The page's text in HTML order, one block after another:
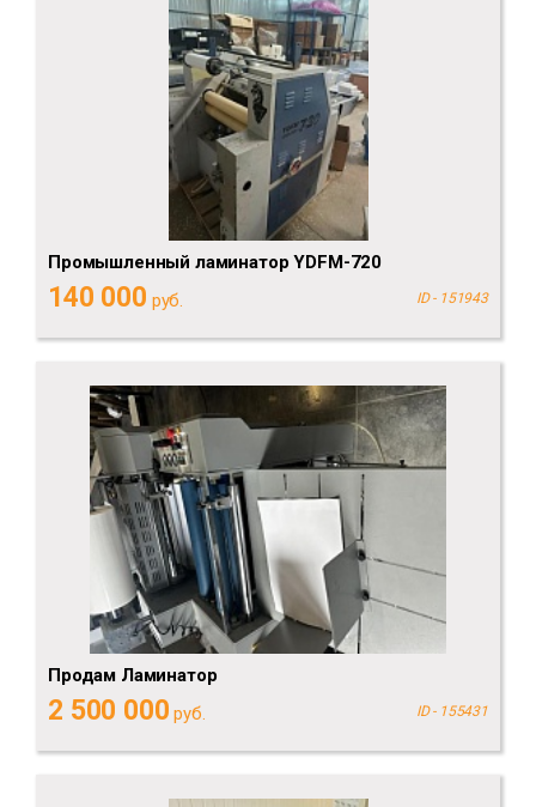
Промышленный ламинатор YDFM-720
140 000 руб. ID - 151943
Продам Ламинатор
2 500 000 руб. ID - 155431